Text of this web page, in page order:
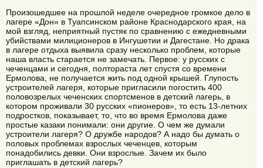
Произошедшее на прошлой неделе очередное громкое дело в
лагере «Дон» в Туапсинском районе Краснодарского края, на
мой взгляд, неприятный пустяк по сравнению с ежедневными
убийствами милиционеров в Ингушетии и Дагестане. Но драка
в лагере отдыха выявила сразу несколько проблем, которые
наша власть старается не замечать. Первое: у русских с
чеченцами и сегодня, полтораста лет спустя со времени
Ермолова, не получается жить под одной крышей. Глупость
устроителей лагеря, которые пригласили погостить 400
половозрелых чеченских спортсменов в детский лагерь, в
котором проживали 30 русских «пионеров», то есть 13-летних
подростков, показывает, то, что во время Ермолова даже
простые казаки понимали: они другие. О чем же думали
устроители лагеря? О дружбе народов? А надо бы думать о
половых проблемах взрослых чеченцев, которым
понадобились девки. Они взрослые. Зачем их было
приглашать в детский лагерь?